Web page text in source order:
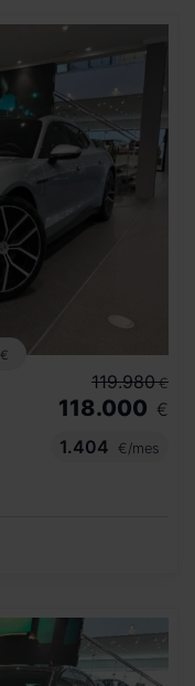
€
119.980 €
118.000 €
1.404
€/mes